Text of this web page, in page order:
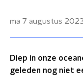
ma 7 augustus
Diep in onze
geleden nog niet